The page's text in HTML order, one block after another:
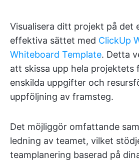
Visualisera ditt projekt på det
effektiva sättet med ClickUp
Whiteboard Template. Detta
att skissa upp hela projektets
enskilda uppgifter och
uppföljning av framsteg.
Det möjliggör omfattande
ledning av teamet, vilket
teamplanering baserad på